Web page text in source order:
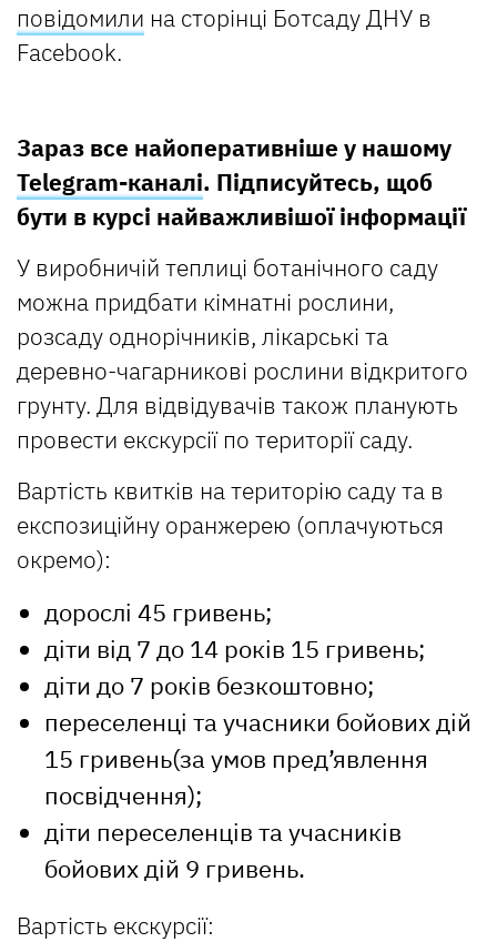
повідомили на сторінці Ботсаду ДНУ в
Facebook.
Зараз все найоперативніше у нашому
Telegram-каналі. Підписуйтесь, щоб
бути в курсі найважливішої інформації
У виробничій теплиці ботанічного саду
можна придбати кімнатні рослини,
розсаду однорічників, лікарські та
деревно-чагарникові рослини відкритого
грунту. Для відвідувачів також планують
провести екскурсії по території саду.
Вартість квитків на територію саду та в
експозиційну оранжерею (оплачуються
окремо):
дорослі 45 гривень;
діти від 7 до 14 років 15 гривень;
діти до 7 років безкоштовно;
переселенці та учасники бойових дій
15 гривень(за умов пред’явлення
посвідчення);
діти переселенців та учасників
бойових дій 9 гривень.
Вартість екскурсії: